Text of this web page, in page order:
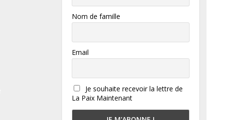
Nom de famille
Email
Je souhaite recevoir la lettre de
La Paix Maintenant